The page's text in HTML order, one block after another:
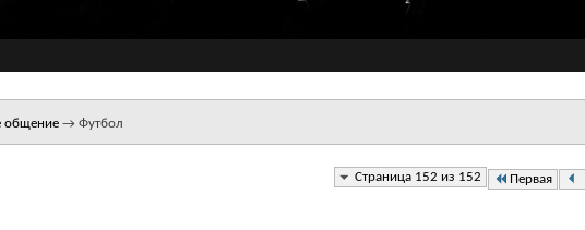
общение → Футбол
Страница 152 из 152 Первая